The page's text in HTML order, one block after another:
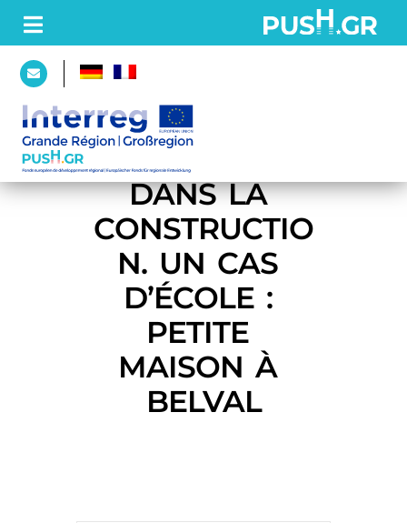
PAGE
D’ACCUEIL
Partenaires
CIRCULARITÉ
DANS LA
CONSTRUCTIO
N. UN CAS
D’ÉCOLE :
PETITE
MAISON À
BELVAL